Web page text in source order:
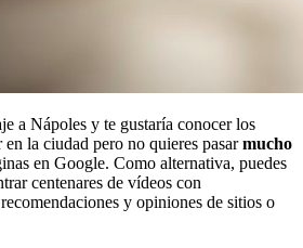
a Nápoles y te gustaría conocer los
en la ciudad pero no quieres pasarmucho
en Google. Como alternativa, puedes
centenares de vídeos con
y opiniones de sitios o